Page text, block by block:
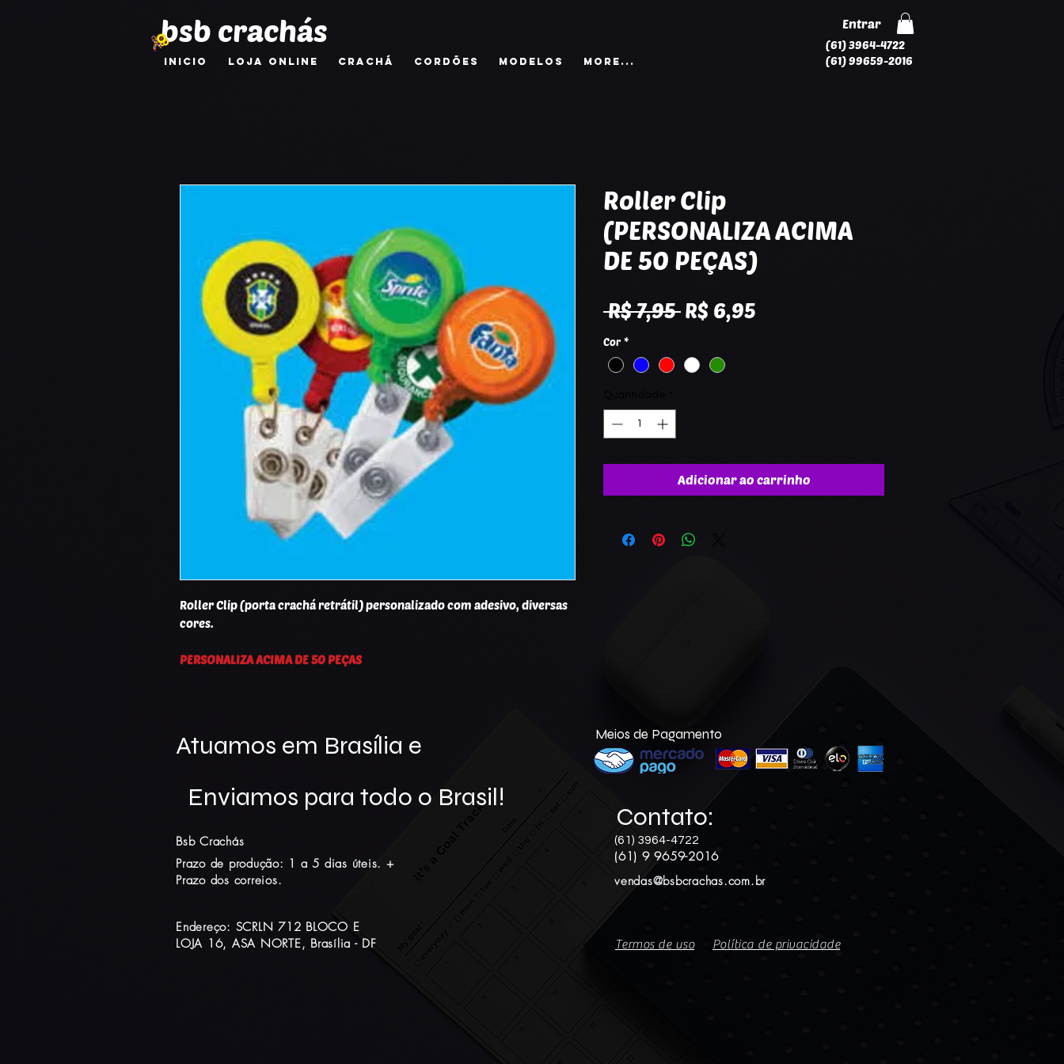
bsb crachás
INICIO LOJA ONLINE CRACHÁ CORDÕES MODELOS More...
Entrar
(61) 3964-4722
(61) 99659-2016
Roller Clip (porta crachá retrátil) personalizado com adesivo, diversas
cores.
PERSONALIZA ACIMA DE 50 PEÇAS
Roller Clip
(PERSONALIZA ACIMA
DE 50 PEÇAS)
R$ 7,95 Preço
R$ 6,95
Cor *
Adicionar ao carrinho
Atuamos em Brasília e
Enviamos para todo o Brasil!
Bsb Crachás
Prazo de produção: 1 a 5 dias úteis. +
Prazo dos correios.
Endereço: SCRLN 712 BLOCO E
LOJA 16, ASA NORTE, Brasília - DF
Meios de Pagamento
Contato:
(61) 3964-4722
(61) 9 9659-2016
vendas@bsbcrachas.com.br
Termos de uso Política de privacidade